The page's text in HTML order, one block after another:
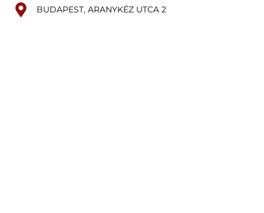
BUDAPEST, ARANYKÉZ UTCA 2